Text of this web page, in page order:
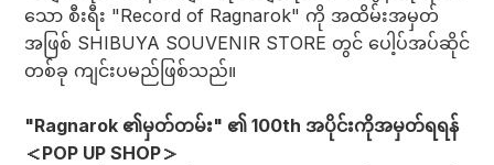
သော စီးရီး "Record of Ragnarok" ကို အထိမ်းအမှတ်
အဖြစ် SHIBUYA SOUVENIR STORE တွင် ပေါ့ပ်အပ်ဆိုင်
တစ်ခု ကျင်းပမည်ဖြစ်သည်။
"Ragnarok ၏မှတ်တမ်း" ၏ 100th အပိုင်းကိုအမှတ်ရရန်
＜POP UP SHOP＞